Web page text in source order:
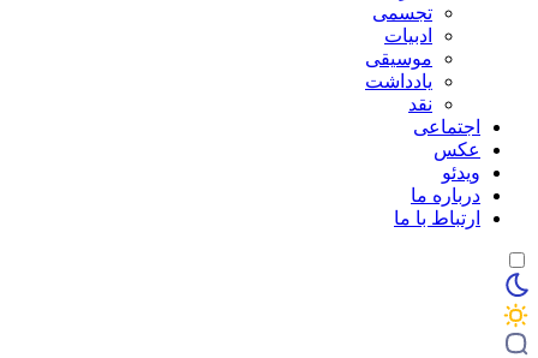
تجسمی
ادبیات
موسیقی
یادداشت
نقد
اجتماعی
عکس
ویدئو
درباره ما
ارتباط با ما